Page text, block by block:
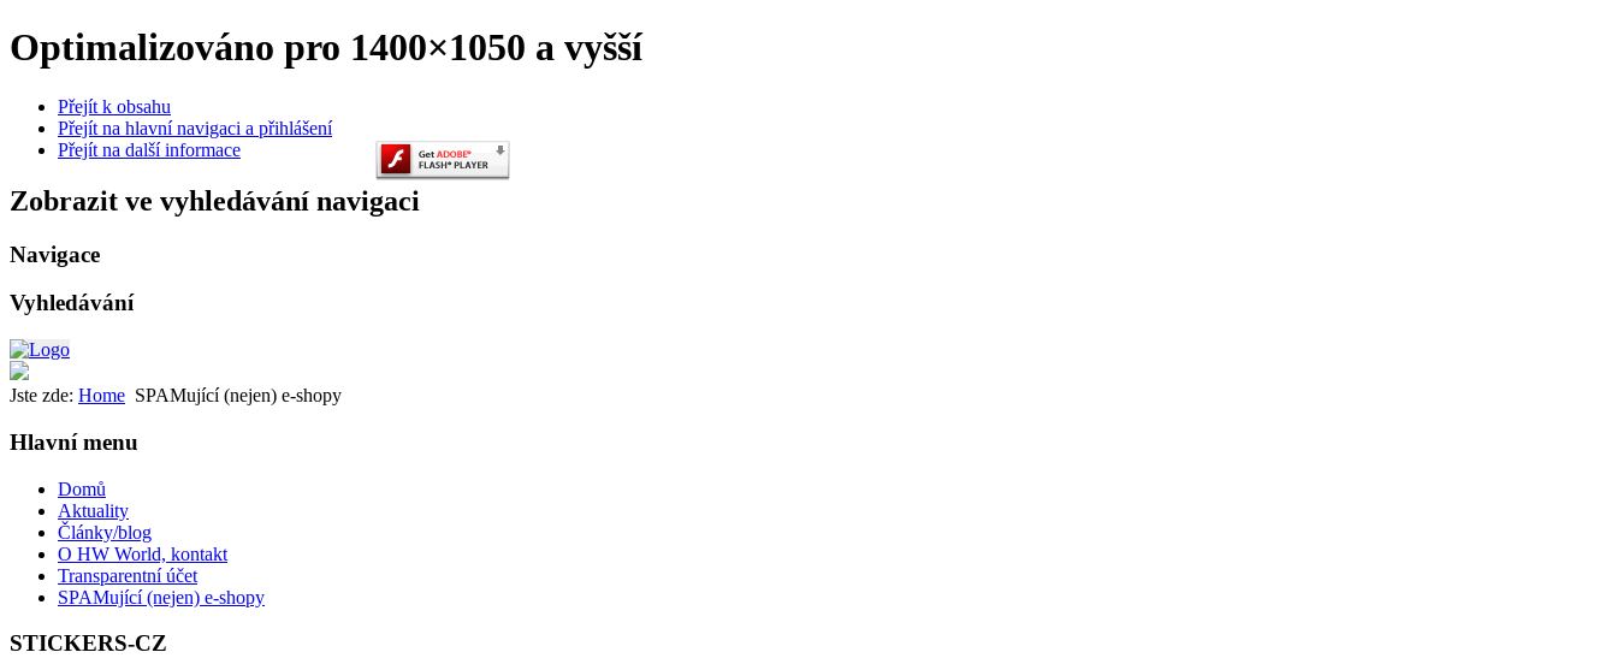
Optimalizováno pro 1400×1050 a vyšší
Přejít k obsahu
Přejít na hlavní navigaci a přihlášení
Přejít na další informace
Zobrazit ve vyhledávání navigaci
Navigace
Vyhledávání
Jste zde: Home SPAMující (nejen) e-shopy
Hlavní menu
Domů
Aktuality
Články/blog
O HW World, kontakt
Transparentní účet
SPAMující (nejen) e-shopy
STICKERS-CZ